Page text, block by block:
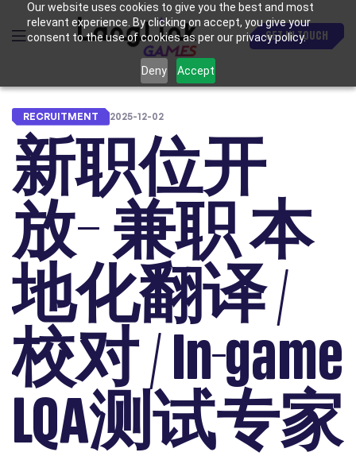
Our website uses cookies to give you the best and most
relevant experience. By clicking on accept, you give your
consent to the use of cookies as per our privacy policy.
Deny Accept
GET IN TOUCH
RECRUITMENT 2025-12-02
新职位开
放– 兼职 本
地化翻译 /
校对 / In-game
LQA测试专家